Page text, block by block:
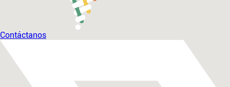
Contáctanos